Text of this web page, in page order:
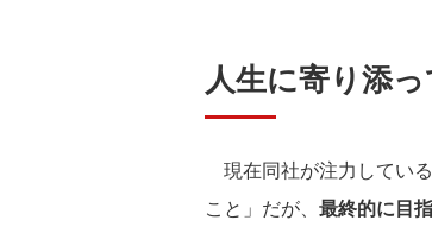
人生に寄り添
現在同社が注力してい
こと」だが、 最終的に目